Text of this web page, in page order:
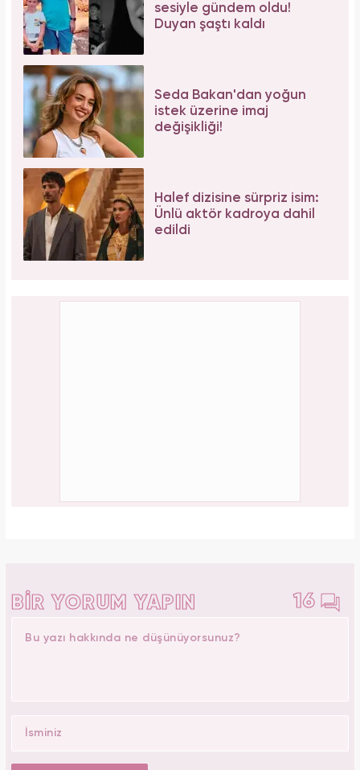
sesiyle gündem oldu!
Duyan şaştı kaldı
Seda Bakan'dan yoğun
istek üzerine imaj
değişikliği!
Halef dizisine sürpriz isim:
Ünlü aktör kadroya dahil
edildi
BİR YORUM YAPIN 16